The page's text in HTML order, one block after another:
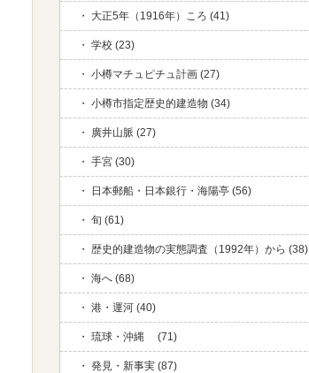
大正5年（1916年）ころ (41)
学校 (23)
小樽マチュピチュ計画 (27)
小樽市指定歴史的建造物 (34)
廣井山脈 (27)
手宮 (30)
日本郵船・日本銀行・海陽亭 (56)
旬 (61)
歴史的建造物の実態調査（1992年）から (38)
海へ (68)
港・運河 (40)
琉球・沖縄 (71)
発見・新事実 (87)